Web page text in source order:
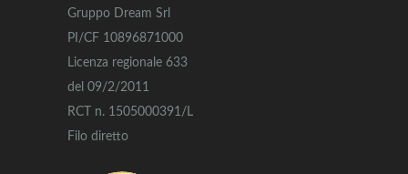
Gruppo Dream Srl
PI/CF 10896871000
Licenza regionale 633
del 09/2/2011
RCT n. 1505000391/L
Filo diretto